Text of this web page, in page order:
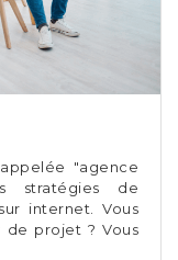
"agence
stratégies de
internet. Vous
de projet ? Vous